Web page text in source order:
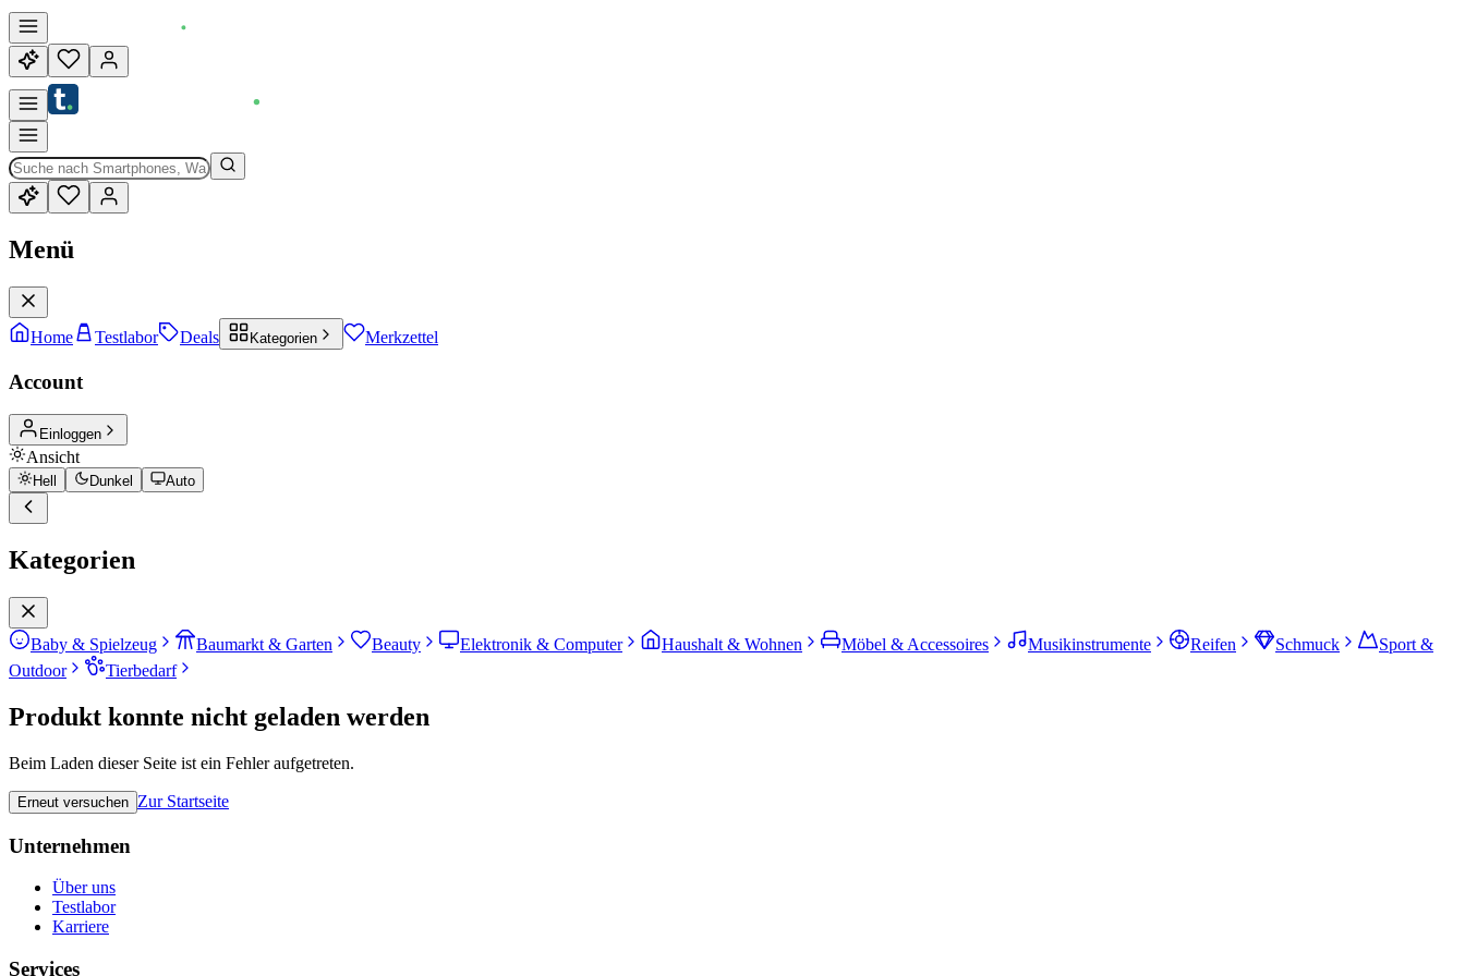
Menü
Home Testlabor Deals Kategorien Merkzettel
Account
Einloggen
Ansicht
Hell Dunkel Auto
Kategorien
Baby & Spielzeug Baumarkt & Garten Beauty Elektronik & Computer Haushalt & Wohnen Möbel & Accessoires Musikinstrumente Reifen Schmuck
Sport &
Outdoor
Tierbedarf
Produkt konnte nicht geladen werden
Beim Laden dieser Seite ist ein Fehler aufgetreten.
Erneut versuchen Zur Startseite
Unternehmen
Über uns
Testlabor
Karriere
Services